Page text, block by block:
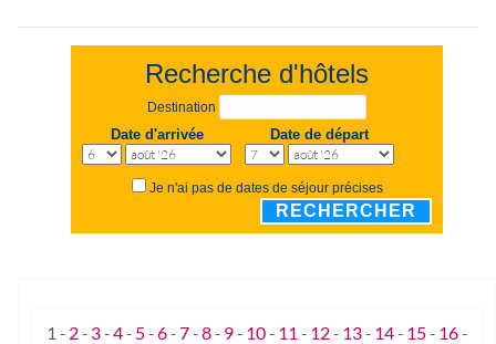
Recherche d'hôtels
Destination
Date d'arrivée Date de départ
Je n'ai pas de dates de séjour précises
RECHERCHER
1 - 2- 3-4- 5-6-7-8- 9- 10- 11 - 12- 13- 14- 15- 16-